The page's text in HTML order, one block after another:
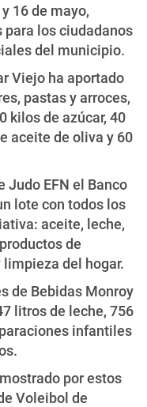
16 de mayo,
los ciudadanos
del municipio.
Viejo ha aportado
pastas y arroces,
kilos de azúcar, 40
aceite de oliva y 60
Judo EFN el Banco
lote con todos los
aceite, leche,
de
del hogar.
de Bebidas Monroy
litros de leche, 756
infantiles
por estos
Voleibol de